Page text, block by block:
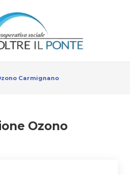
Carmignano
Ozono